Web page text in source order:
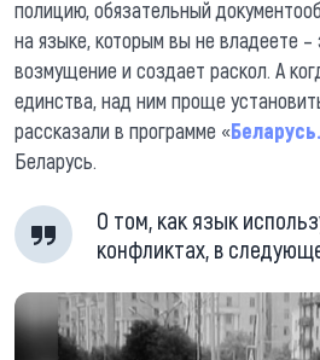
полицию, обязательный
на языке, которым вы не владеете
возмущение и создает раскол. А
единства, над ним проще
рассказали в программе «
Беларусь.
О том, как язык
конфликтах, в